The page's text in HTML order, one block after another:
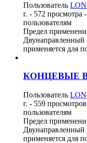
Пользователь
г. - 572 просмотра
пользователям
Предел
Двунаправленный
применяется для
КОНЦЕВЫЕ
Пользователь
г. - 559
пользователям
Предел
Двунаправленный
применяется для